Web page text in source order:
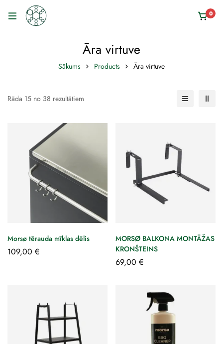
0
Āra virtuve
Sākums Products Āra virtuve
Rāda 15 no 38 rezultātiem
Morsø tērauda mīklas dēlis
109,00 €
MORSØ BALKONA MONTĀŽAS
KRONŠTEINS
69,00 €